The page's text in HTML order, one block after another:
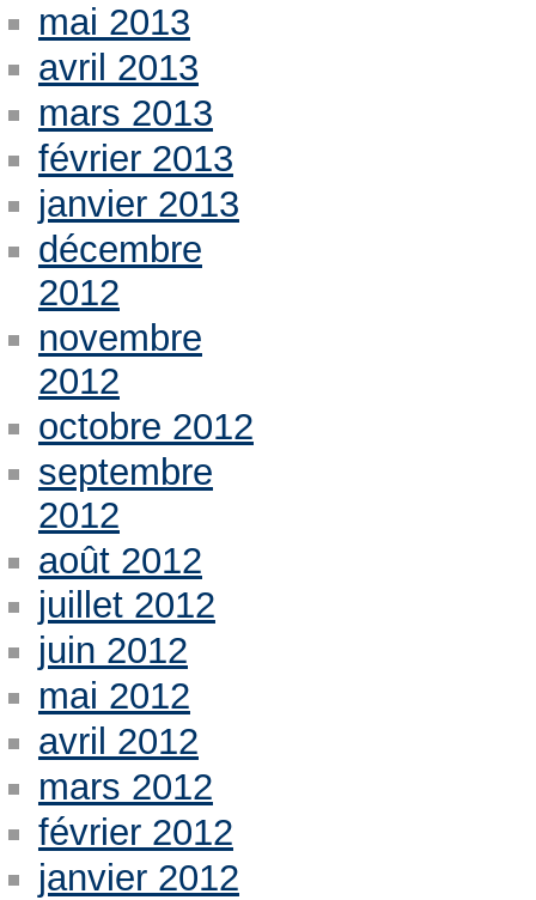
mai 2013
avril 2013
mars 2013
février 2013
janvier 2013
décembre
2012
novembre
2012
octobre 2012
septembre
2012
août 2012
juillet 2012
juin 2012
mai 2012
avril 2012
mars 2012
février 2012
janvier 2012